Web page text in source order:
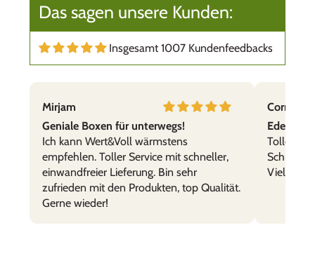
Das sagen unsere Kunden:
Insgesamt 1007 Kundenfeedbacks
Mirjam
Geniale Boxen für unterwegs!
Ich kann Wert&Voll wärmstens
empfehlen. Toller Service mit schneller,
einwandfreier Lieferung. Bin sehr
zufrieden mit den Produkten, top Qualität.
Gerne wieder!
Cornelia,
Tolle
Schnelle
Vielen